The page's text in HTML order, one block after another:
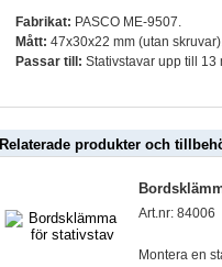
Fabrikat: PASCO ME-9507.
Mått: 47x30x22 mm (utan
Passar till: Stativstavar upp till 13
Relaterade produkter och
Art.nr: 84006
Montera en